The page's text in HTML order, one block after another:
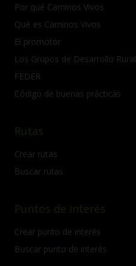
Por qué Caminos Vivos
Qué es Caminos Vivos
El promotor
Los Grupos de Desarrollo Rural
FEDER
Código de buenas prácticas
Rutas
Crear rutas
Buscar rutas
Puntos de interés
Crear punto de interés
Buscar punto de interés